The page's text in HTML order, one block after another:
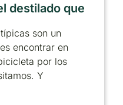
destilado que
son un
encontrar en
por los
Y